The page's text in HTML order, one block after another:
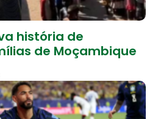
história de
de Moçambique